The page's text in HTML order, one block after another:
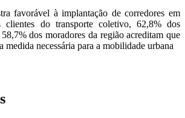
favorável à implantação de corredores em
clientes do transporte coletivo, 62,8% dos
dos moradores da região acreditam que
medida necessária para a mobilidade urbana